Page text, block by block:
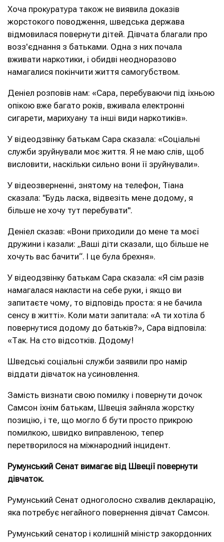
Хоча прокуратура також не виявила доказів
жорстокого поводження, шведська держава
відмовилася повернути дітей. Дівчата благали про
возз'єднання з батьками. Одна з них почала
вживати наркотики, і обидві неодноразово
намагалися покінчити життя самогубством.
Деніел розповів нам: «Сара, перебуваючи під їхньою
опікою вже багато років, вживала електронні
сигарети, марихуану та інші види наркотиків».
У відеодзвінку батькам Сара сказала: «Соціальні
служби зруйнували моє життя. Я не маю слів, щоб
висловити, наскільки сильно вони її зруйнували».
У відеозверненні, знятому на телефон, Тіана
сказала: "Будь ласка, відвезіть мене додому, я
більше не хочу тут перебувати".
Деніел сказав: «Вони приходили до мене та моєї
дружини і казали: „Ваші діти сказали, що більше не
хочуть вас бачити“. І це була брехня».
У відеодзвінку батькам Сара сказала: «Я сім разів
намагалася накласти на себе руки, і якщо ви
запитаєте чому, то відповідь проста: я не бачила
сенсу в житті». Коли мати запитала: «А ти хотіла б
повернутися додому до батьків?», Сара відповіла:
«Так. На сто відсотків. Додому!
Шведські соціальні служби заявили про намір
віддати дівчаток на усиновлення.
Замість визнати свою помилку і повернути дочок
Самсон їхнім батькам, Швеція зайняла жорстку
позицію, і те, що могло б бути просто прикрою
помилкою, швидко виправленою, тепер
перетворилося на міжнародний інцидент.
Румунський Сенат вимагає від Швеції повернути
дівчаток.
Румунський Сенат одноголосно схвалив декларацію,
яка потребує негайного повернення дівчат Самсон.
Румунський сенатор і колишній міністр закордонних